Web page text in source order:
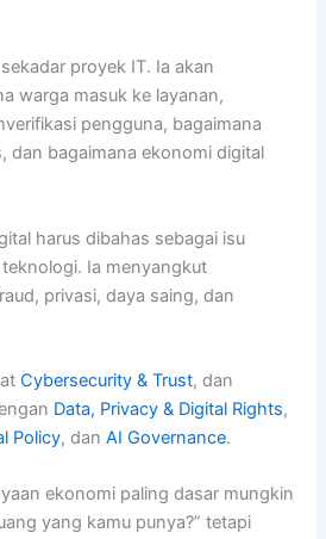
proyek IT. Ia akan
warga masuk ke layanan,
pengguna, bagaimana
dan bagaimana ekonomi digital
harus dibahas sebagai isu
Ia menyangkut
privasi, daya saing, dan
Cybersecurity & Trust, dan
Data, Privacy & Digital Rights,
Policy, danAI Governance.
ekonomi paling dasar mungkin
yang kamu punya?” tetapi